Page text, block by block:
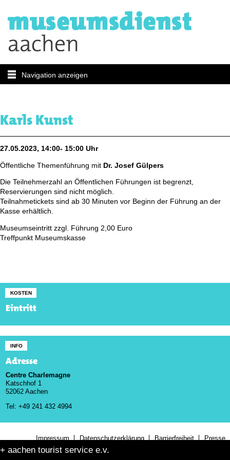
Navigation anzeigen
Karls Kunst
27.05.2023, 14:00- 15:00 Uhr
Öffentliche Themenführung mit Dr. Josef Gülpers
Die Teilnehmerzahl an Öffentlichen Führungen ist begrenzt,
Reservierungen sind nicht möglich.
Teilnahmetickets sind ab 30 Minuten vor Beginn der Führung an der
Kasse erhältlich.
Museumseintritt zzgl. Führung 2,00 Euro
Treffpunkt Museumskasse
KOSTEN
Eintritt
INFO
Adresse
Centre Charlemagne
Katschhof 1
52062 Aachen
Tel: +49 241 432 4994
Impressum Datenschutzerklärung Barrierfreiheit Presse
+ aachen tourist service e.v.